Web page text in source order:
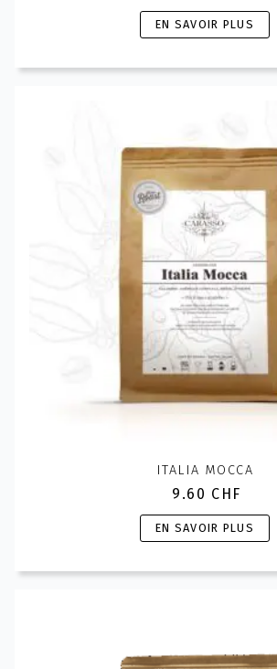
EN SAVOIR PLUS
Ce
produit
peuvent
être
choisies
sur
page
du
produit
ITALIA MOCCA
9.60 CHF
EN SAVOIR PLUS
Ce
produit
peuvent